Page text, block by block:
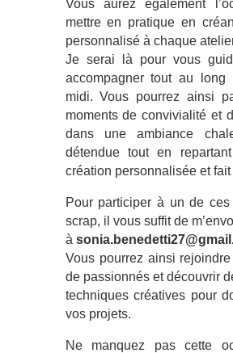
Vous aurez également
mettre en pratique en
personnalisé à chaque
Je serai là pour vous
accompagner tout au long
midi. Vous pourrez ainsi
moments de convivialité et
dans une ambiance
détendue tout en
création personnalisée et fait
Pour participer à un de
scrap, il vous suffit de
à
Vous pourrez ainsi
de passionnés et découvrir
techniques créatives pour
vos projets.
Ne manquez pas cette